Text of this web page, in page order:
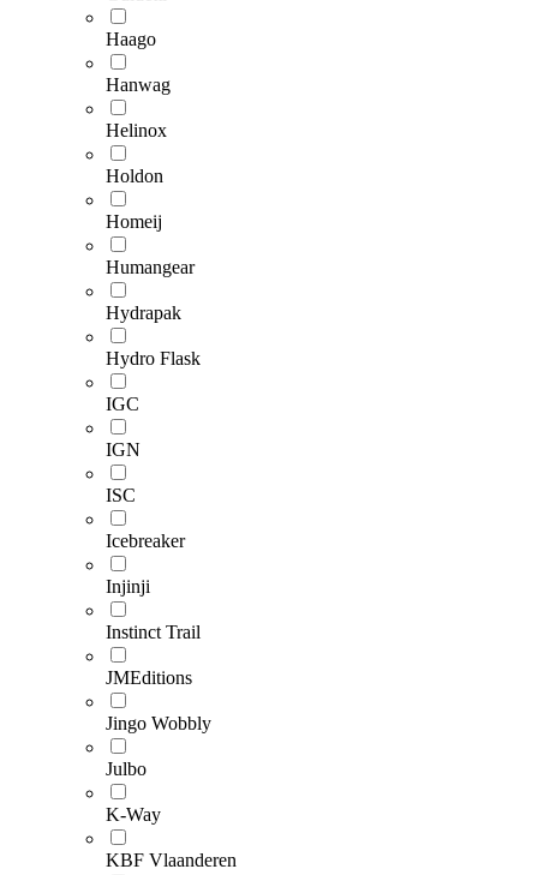
Haago
Hanwag
Helinox
Holdon
Homeij
Humangear
Hydrapak
Hydro Flask
IGC
IGN
ISC
Icebreaker
Injinji
Instinct Trail
JMEditions
Jingo Wobbly
Julbo
K-Way
KBF Vlaanderen